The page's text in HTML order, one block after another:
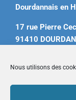
Nous utilisons des
Dourdannais en
17 rue Pierre
91410 DOURDAN